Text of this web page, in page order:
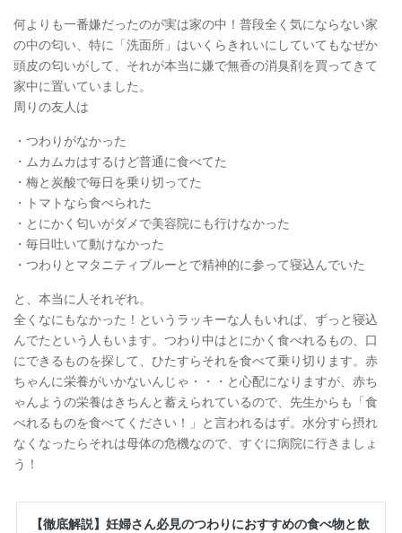
何よりも一番嫌だったのが実は家の中！普段全く気にならない家
の中の匂い、特に「洗面所」はいくらきれいにしていてもなぜか
頭皮の匂いがして、それが本当に嫌で無香の消臭剤を買ってきて
家中に置いていました。
周りの友人は
・つわりがなかった
・ムカムカはするけど普通に食べてた
・梅と炭酸で毎日を乗り切ってた
・トマトなら食べられた
・とにかく匂いがダメで美容院にも行けなかった
・毎日吐いて動けなかった
・つわりとマタニティブルーとで精神的に参って寝込んでいた
と、本当に人それぞれ。
全くなにもなかった！というラッキーな人もいれば、ずっと寝込
んでたという人もいます。つわり中はとにかく食べれるもの、口
にできるものを探して、ひたすらそれを食べて乗り切ります。赤
ちゃんに栄養がいかないんじゃ・・・と心配になりますが、赤ち
ゃんようの栄養はきちんと蓄えられているので、先生からも「食
べれるものを食べてください！」と言われるはず。水分すら摂れ
なくなったらそれは母体の危機なので、すぐに病院に行きましょ
う！